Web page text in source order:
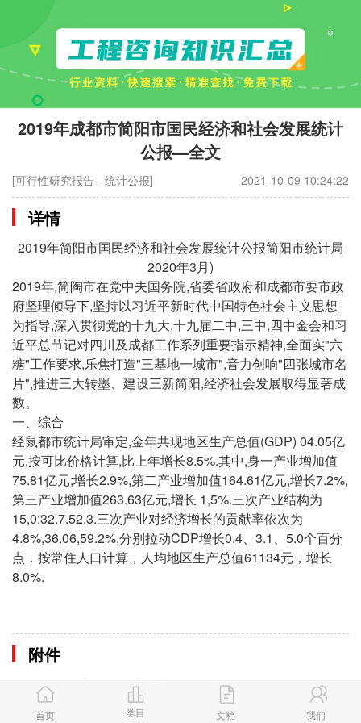
2019年成都市简阳市国民经济和社会发展统计
公报—全文
[可行性研究报告 - 统计公报] 2021-10-09 10:24:22
详情
2019年简阳市国民经济和社会发展统计公报简阳市统计局
2020年3月)
2019年,简陶市在党中夫国务院,省委省政府和成都市要市政
府坚理倾导下,坚持以习近平新时代中国特色社会主义思想
为指导,深入贯彻党的十九大,十九届二中,三中,四中金会和习
近平总节记对四川及成都工作系列重要指示精神,全面实"六
糖"工作要求,乐焦打造"三基地一城市",音力创响"四张城市名
片",推进三大转墨、建设三新简阳,经济社会发展取得显著成
数。
一、综合
经鼠都市统计局审定,金年共现地区生产总值(GDP) 04.05亿
元,按可比价格计算,比上年增长8.5%.其中,身一产业增加值
75.81亿元;增长2.9%,第二产业增加值164.61亿元,增长7.2%,
第三产业增加值263.63亿元,增长 1,5%.三次产业结构为
15,0:32.7.52.3.三次产业对经济增长的贡献率依次为
4.8%,36.06,59.2%,分别拉动CDP增长0.4、3.1、5.0个百分
点．按常住人口计算，人均地区生产总值61134元，增长
8.0%.
附件
2019年简阳市国民经济和社会发展统计公报.pdf
首页 类目 文档 我们